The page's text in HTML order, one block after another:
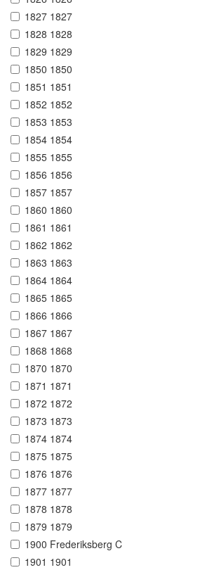
1827 1827
1828 1828
1829 1829
1850 1850
1851 1851
1852 1852
1853 1853
1854 1854
1855 1855
1856 1856
1857 1857
1860 1860
1861 1861
1862 1862
1863 1863
1864 1864
1865 1865
1866 1866
1867 1867
1868 1868
1870 1870
1871 1871
1872 1872
1873 1873
1874 1874
1875 1875
1876 1876
1877 1877
1878 1878
1879 1879
1900 Frederiksberg C
1901 1901